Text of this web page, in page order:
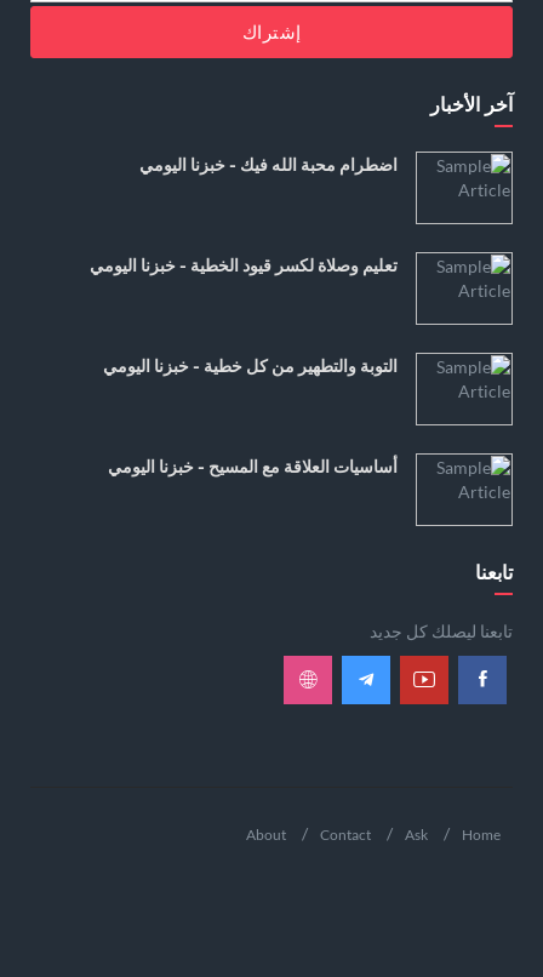
إشتراك
آخر الأخبار
اضطرام محبة الله فيك - خبزنا اليومي
تعليم وصلاة لكسر قيود الخطية - خبزنا اليومي
التوبة والتطهير من كل خطية - خبزنا اليومي
أساسيات العلاقة مع المسيح - خبزنا اليومي
تابعنا
تابعنا ليصلك كل جديد
Home
Ask
Contact
About